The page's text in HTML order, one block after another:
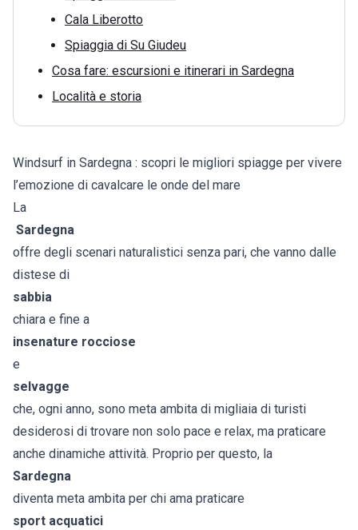
Cala Liberotto
Spiaggia di Su Giudeu
Cosa fare: escursioni e itinerari in Sardegna
Località e storia
Windsurf in Sardegna : scopri le migliori spiagge per vivere
l’emozione di cavalcare le onde del mare
La
Sardegna
offre degli scenari naturalistici senza pari, che vanno dalle
distese di
sabbia
chiara e fine a
insenature rocciose
e
selvagge
che, ogni anno, sono meta ambita di migliaia di turisti
desiderosi di trovare non solo pace e relax, ma praticare
anche dinamiche attività. Proprio per questo, la
Sardegna
diventa meta ambita per chi ama praticare
sport acquatici